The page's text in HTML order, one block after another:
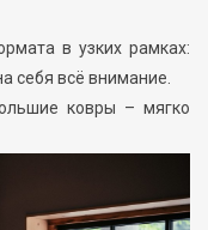
в узких рамках:
себя всё внимание.
ковры – мягко